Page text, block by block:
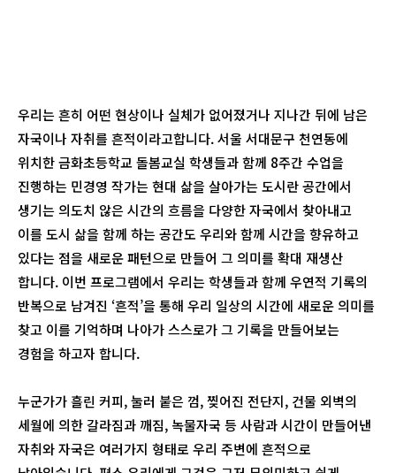
우리는 흔히 어떤 현상이나 실체가 없어졌거나 지나간 뒤에 남은
자국이나 자취를 흔적이라고합니다. 서울 서대문구 천연동에
위치한 금화초등학교 돌봄교실 학생들과 함께 8주간 수업을
진행하는 민경영 작가는 현대 삶을 살아가는 도시란 공간에서
생기는 의도치 않은 시간의 흐름을 다양한 자국에서 찾아내고
이를 도시 삶을 함께 하는 공간도 우리와 함께 시간을 향유하고
있다는 점을 새로운 패턴으로 만들어 그 의미를 확대 재생산
합니다. 이번 프로그램에서 우리는 학생들과 함께 우연적 기록의
반복으로 남겨진 ‘흔적’을 통해 우리 일상의 시간에 새로운 의미를
찾고 이를 기억하며 나아가 스스로가 그 기록을 만들어보는
경험을 하고자 합니다.
누군가가 흘린 커피, 눌러 붙은 껌, 찢어진 전단지, 건물 외벽의
세월에 의한 갈라짐과 깨짐, 녹물자국 등 사람과 시간이 만들어낸
자취와 자국은 여러가지 형태로 우리 주변에 흔적으로